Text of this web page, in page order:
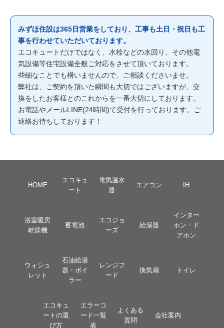
みずほ住設は365日営業をしており、工事も土日・祝日も工
事を行わせていただいております。
エコキュートだけではなく、水栓などの水回り、その他電
気設備等住宅設備全般ご対応をさせて頂いております。
些細なことでも構いませんので、ご相談くださいませ。
弊社は、ご契約を頂いた瞬間も大切ではございますが、交
換をしたお客様とのこれからを一番大切にしております。
お電話やメールLINE(24時間)て受付を行っております。ご
連絡お待ちしております！
HOME
エコキュ
ート
電気温水
器
エアコン IH
浴室暖房
乾燥機
蓄電池
エコジョ
ーズ
給湯器
インター
ホン・ド
アホン
ウォシュ
レット
石油給湯
器・ボイ
ラー
レンジフ
ード
換気扇 トイレ
エコキュ
ートの選
び方
エラーコ
ード一覧
表
よくある
質問
会社案内